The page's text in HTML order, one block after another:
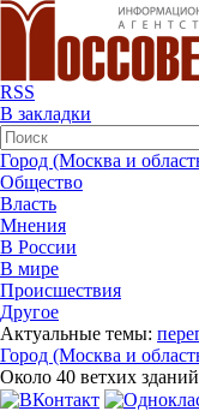
RSS
В закладки
Город (Москва и
Общество
Власть
Мнения
В России
В мире
Происшествия
Другое
Актуальные темы:
Город (Москва и
Около 40 ветхих